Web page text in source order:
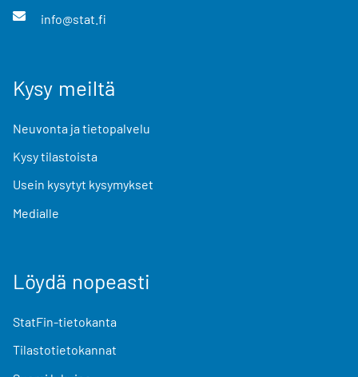
info@stat.fi
Kysy meiltä
Neuvonta ja tietopalvelu
Kysy tilastoista
Usein kysytyt kysymykset
Medialle
Löydä nopeasti
StatFin-tietokanta
Tilastotietokannat